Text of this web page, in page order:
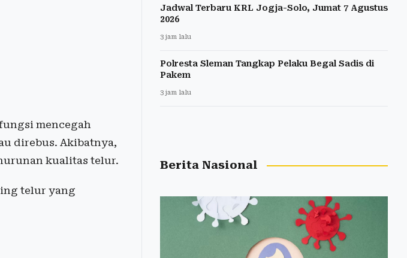
mencegah
direbus. Akibatnya,
kualitas telur.
telur yang
Jadwal Terbaru KRL Jogja-Solo, Jumat 7 Agustus
2026
3 jam lalu
Polresta Sleman Tangkap Pelaku Begal Sadis di
Pakem
3 jam lalu
Berita Nasional